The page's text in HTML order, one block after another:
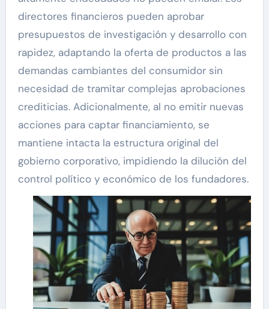
directores financieros pueden aprobar
presupuestos de investigación y desarrollo con
rapidez, adaptando la oferta de productos a las
demandas cambiantes del consumidor sin
necesidad de tramitar complejas aprobaciones
crediticias. Adicionalmente, al no emitir nuevas
acciones para captar financiamiento, se
mantiene intacta la estructura original del
gobierno corporativo, impidiendo la dilución del
control político y económico de los fundadores.